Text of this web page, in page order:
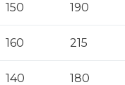
150 190
160 215
140 180